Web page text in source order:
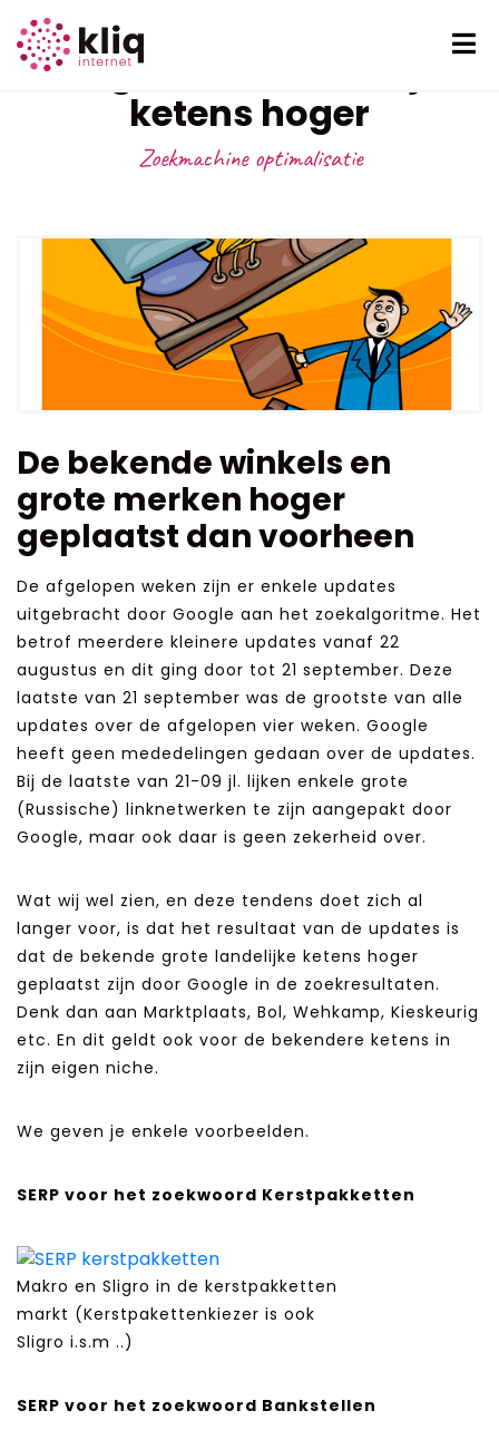
Google rankt landelijke
ketens hoger
Zoekmachine optimalisatie
De bekende winkels en
grote merken hoger
geplaatst dan voorheen
De afgelopen weken zijn er enkele updates
uitgebracht door Google aan het zoekalgoritme. Het
betrof meerdere kleinere updates vanaf 22
augustus en dit ging door tot 21 september. Deze
laatste van 21 september was de grootste van alle
updates over de afgelopen vier weken. Google
heeft geen mededelingen gedaan over de updates.
Bij de laatste van 21-09 jl. lijken enkele grote
(Russische) linknetwerken te zijn aangepakt door
Google, maar ook daar is geen zekerheid over.
Wat wij wel zien, en deze tendens doet zich al
langer voor, is dat het resultaat van de updates is
dat de bekende grote landelijke ketens hoger
geplaatst zijn door Google in de zoekresultaten.
Denk dan aan Marktplaats, Bol, Wehkamp, Kieskeurig
etc. En dit geldt ook voor de bekendere ketens in
zijn eigen niche.
We geven je enkele voorbeelden.
SERP voor het zoekwoord Kerstpakketten
Makro en Sligro in de kerstpakketten
markt (Kerstpakettenkiezer is ook
Sligro i.s.m ..)
SERP voor het zoekwoord Bankstellen